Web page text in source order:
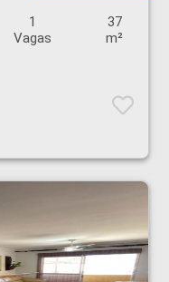
1
Vagas
37
m²